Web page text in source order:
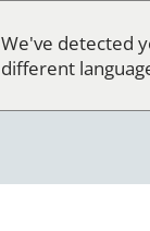
We've detected
different